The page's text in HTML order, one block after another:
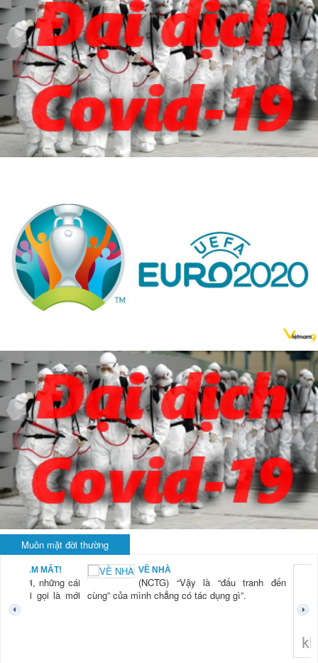
Muôn mặt đời thường
VỀ NHÀ
(NCTG) “Vậy là “đấu tranh đến
cùng” của mình chẳng có tác dụng gì”.